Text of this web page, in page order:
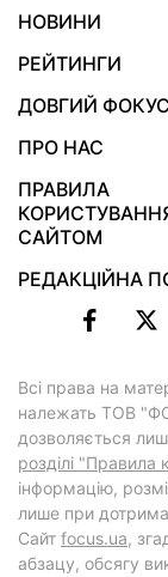
НОВИНИ
РЕЙТИНГИ
ДОВГИЙ ФОКУС
ПРО НАС
ПРАВИЛА
САЙТОМ
РЕДАКЦІЙНА
Всі права на
належать ТОВ
дозволяється
розділі "Правила
інформацію,
лише при
Cайт focus.ua,
абзацу, обсягу